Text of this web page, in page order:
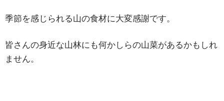
季節を感じられる山の食材に大変感謝です。
皆さんの身近な山林にも何かしらの山菜があるかもしれ
ません。